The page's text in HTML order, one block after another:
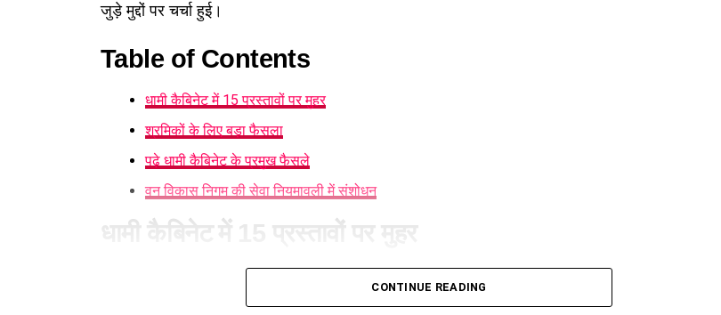
जुड़े मुद्दों पर चर्चा हुई।
Table of Contents
धामी कैबिनेट में 15 प्रस्तावों पर मुहर
श्रमिकों के लिए बड़ा फैसला
पढ़े धामी कैबिनेट के प्रमुख फैसले
वन विकास निगम की सेवा नियमावली में संशोधन
धामी कैबिनेट में 15 प्रस्तावों पर मुहर
आज हुई कैबिनेट की बैठक में 15 प्रस्तावों पर मुहर लगी है। कैबिनेट ने गोपालन योजना में सामान्य वर्ग को भी शामिल
करने का निर्णय लिया है। पात्र लोगों को सब्सिडी मिलेगी और वे गाय या भैंस खरीद सकेंगे।
CONTINUE READING